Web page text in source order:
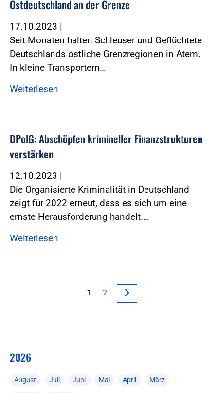
Ostdeutschland an der Grenze
17.10.2023 |
Seit Monaten halten Schleuser und Geflüchtete
Deutschlands östliche Grenzregionen in Atem.
In kleine Transportern…
Weiterlesen
DPolG: Abschöpfen krimineller Finanzstrukturen
verstärken
12.10.2023 |
Die Organisierte Kriminalität in Deutschland
zeigt für 2022 erneut, dass es sich um eine
ernste Herausforderung handelt.…
Weiterlesen
1 2
2026
August Juli Juni Mai April März